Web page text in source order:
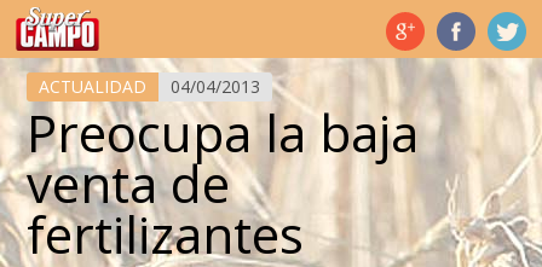
Temas de hoy
ACTUALIDAD 04/04/2013
Preocupa la baja
venta de
fertilizantes